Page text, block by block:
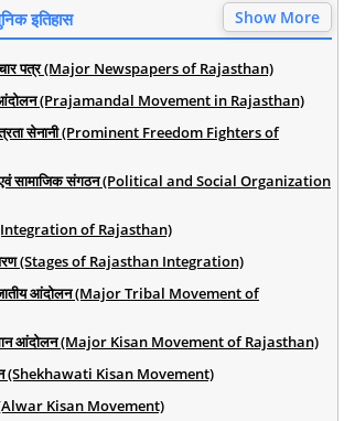
इतिहास Show More
पत्र (Major Newspapers of Rajasthan)
आंदोलन (Prajamandal Movement in Rajasthan)
सेनानी (Prominent Freedom Fighters of
एवं सामाजिक संगठन (Political and Social Organization
(Integration of Rajasthan)
(Stages of Rajasthan Integration)
आंदोलन (Major Tribal Movement of
आंदोलन (Major Kisan Movement of Rajasthan)
(Shekhawati Kisan Movement)
Kisan Movement)